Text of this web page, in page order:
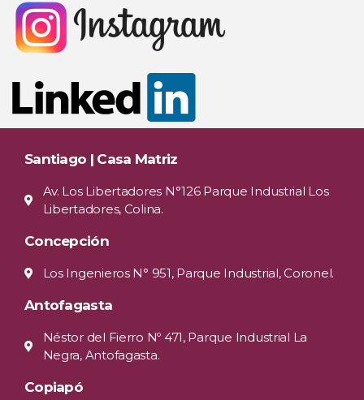
Santiago | Casa Matriz
Av. Los Libertadores N°126 Parque Industrial Los
Libertadores, Colina.
Concepción
Los Ingenieros N° 951, Parque Industrial, Coronel.
Antofagasta
Néstor del Fierro Nº 471, Parque Industrial La
Negra, Antofagasta.
Copiapó